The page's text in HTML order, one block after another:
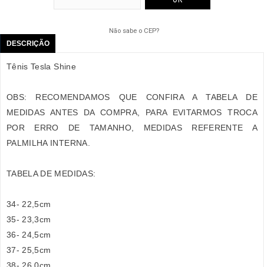
Não sabe o CEP?
DESCRIÇÃO
Tênis Tesla Shine
OBS: RECOMENDAMOS QUE CONFIRA A TABELA DE
MEDIDAS ANTES DA COMPRA, PARA EVITARMOS TROCA
POR ERRO DE TAMANHO, MEDIDAS REFERENTE A
PALMILHA INTERNA.
TABELA DE MEDIDAS:
34- 22,5cm
35- 23,3cm
36- 24,5cm
37- 25,5cm